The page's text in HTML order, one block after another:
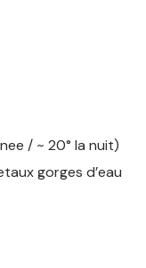
/ ~ 20° la nuit)
gorges d’eau